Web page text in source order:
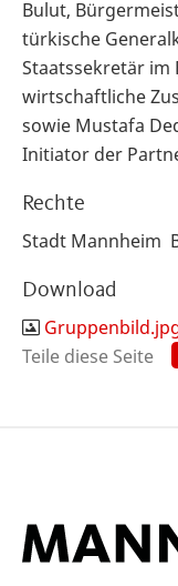
Bulut,
türkische
Staatssekretär
wirtschaftliche
sowie Mustafa
Initiator der
Rechte
Stadt Mannheim
Download
Teile diese Seite